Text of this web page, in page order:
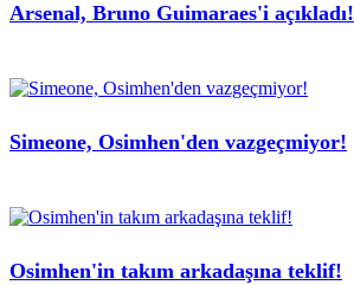
Arsenal, Bruno Guimaraes'i açıkladı!
Simeone, Osimhen'den vazgeçmiyor!
Osimhen'in takım arkadaşına teklif!